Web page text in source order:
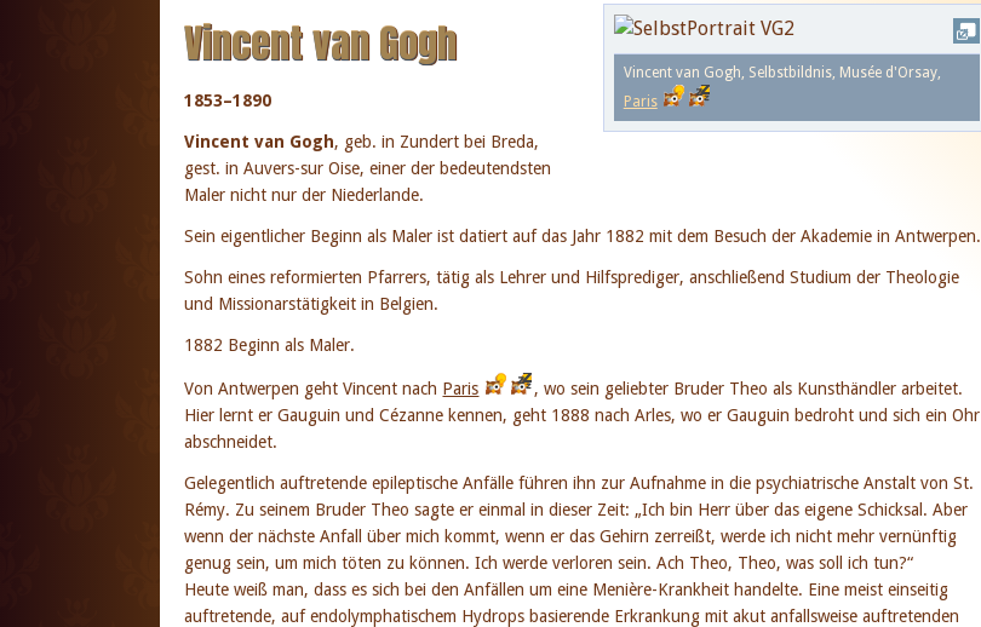
Vincent van Gogh, Selbstbildnis, Musée d'Orsay,
Paris
Vincent van Gogh
1853–1890
Vincent van Gogh, geb. in Zundert bei Breda,
gest. in Auvers-sur Oise, einer der bedeutendsten
Maler nicht nur der Niederlande.
Sein eigentlicher Beginn als Maler ist datiert auf das Jahr 1882 mit dem Besuch der Akademie in Antwerpen.
Sohn eines reformierten Pfarrers, tätig als Lehrer und Hilfsprediger, anschließend Studium der Theologie
und Missionarstätigkeit in Belgien.
1882 Beginn als Maler.
Von Antwerpen geht Vincent nach Paris
, wo sein geliebter Bruder Theo als Kunsthändler arbeitet.
Hier lernt er Gauguin und Cézanne kennen, geht 1888 nach Arles, wo er Gauguin bedroht und sich ein Ohr
abschneidet.
Gelegentlich auftretende epileptische Anfälle führen ihn zur Aufnahme in die psychiatrische Anstalt von St.
Rémy. Zu seinem Bruder Theo sagte er einmal in dieser Zeit: „Ich bin Herr über das eigene Schicksal. Aber
wenn der nächste Anfall über mich kommt, wenn er das Gehirn zerreißt, werde ich nicht mehr vernünftig
genug sein, um mich töten zu können. Ich werde verloren sein. Ach Theo, Theo, was soll ich tun?“
Heute weiß man, dass es sich bei den Anfällen um eine Menière-Krankheit handelte. Eine meist einseitig
auftretende, auf endolymphatischem Hydrops basierende Erkrankung mit akut anfallsweise auftretenden